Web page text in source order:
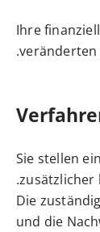
Ihre
veränderten
Sie stellen
zusätzlicher
Die
und die